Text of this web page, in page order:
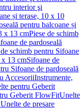
interior şi
și terase, 10 x 10
pentru balcoane și
x 13 cmPiese de schimb
de pardoseală
schimb pentru Sifoane
x 13 cmSifoane de
Sifoane de pardoseală
AccesoriiInstrumente,
pentru Geberit
Geberit FlowFitUnelte
de presare